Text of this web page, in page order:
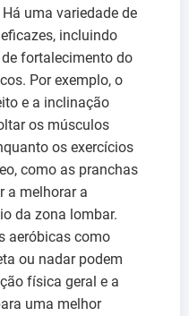
uma variedade de
incluindo
fortalecimento do
Por exemplo, o
e a inclinação
os músculos
os exercícios
como as pranchas
a melhorar a
da zona lombar.
aeróbicas como
ou nadar podem
física geral e a
uma melhor